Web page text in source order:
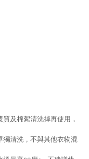
及棉絮清洗掉再使用，
清洗，不與其他衣物混